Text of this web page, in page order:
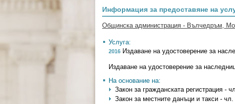
Информация за предоставяне на
Общинска администрация - Вълчедръм,
Услуга:
2016 Издаване на удостоверение за
Издаване на удостоверение за
На основание на:
Закон за гражданската регистрация -
Закон за местните данъци и такси -